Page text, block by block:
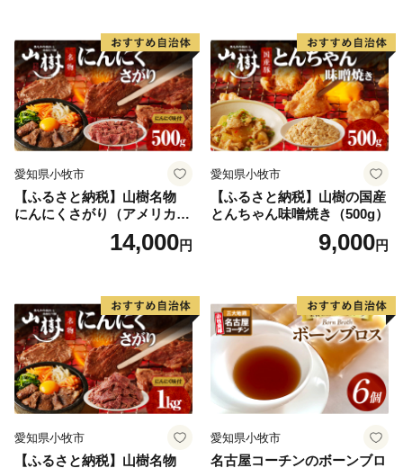
ベキュー 炒め物 ホルモン丼
野菜炒め 焼きうどん 下処理
済み 愛知県 小牧市 送料無料
愛知県小牧市
【ふるさと納税】山樹名物
にんにくさがり（アメリカ産
14,000円
愛知県小牧市
【ふるさと納税】山樹の国産
とんちゃん味噌焼き（500g）
9,000円
愛知県小牧市
【ふるさと納税】山樹名物
愛知県小牧市
名古屋コーチンのボーンブロ